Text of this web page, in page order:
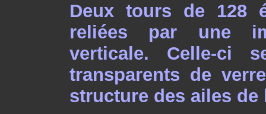
Deux tours de 128
reliées par une
verticale. Celle-ci
transparents de
structure des ailes